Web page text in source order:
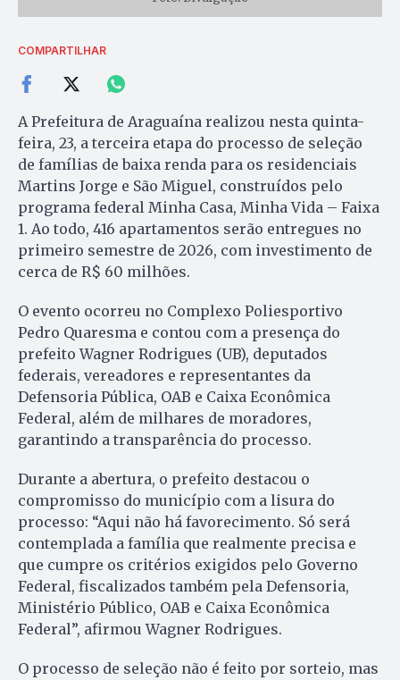
COMPARTILHAR
A Prefeitura de Araguaína realizou nesta quinta-
feira, 23, a terceira etapa do processo de seleção
de famílias de baixa renda para os residenciais
Martins Jorge e São Miguel, construídos pelo
programa federal Minha Casa, Minha Vida – Faixa
1. Ao todo, 416 apartamentos serão entregues no
primeiro semestre de 2026, com investimento de
cerca de R$ 60 milhões.
O evento ocorreu no Complexo Poliesportivo
Pedro Quaresma e contou com a presença do
prefeito Wagner Rodrigues (UB), deputados
federais, vereadores e representantes da
Defensoria Pública, OAB e Caixa Econômica
Federal, além de milhares de moradores,
garantindo a transparência do processo.
Durante a abertura, o prefeito destacou o
compromisso do município com a lisura do
processo: “Aqui não há favorecimento. Só será
contemplada a família que realmente precisa e
que cumpre os critérios exigidos pelo Governo
Federal, fiscalizados também pela Defensoria,
Ministério Público, OAB e Caixa Econômica
Federal”, afirmou Wagner Rodrigues.
O processo de seleção não é feito por sorteio, mas